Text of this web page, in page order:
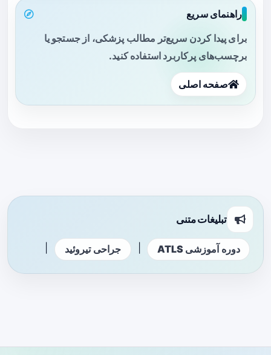
راهنمای سریع
برای پیدا کردن سریع‌تر مطالب پزشکی، از جستجو یا
برچسب‌های پرکاربرد استفاده کنید.
صفحه اصلی
تبلیغات متنی
دوره آموزشی ATLS جراحی تیروئید